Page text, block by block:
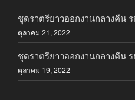
ชุดราตรียาวออกงานกลางคืน
ตุลาคม 21, 2022
ชุดราตรียาวออกงานกลางคืน
ตุลาคม 19, 2022